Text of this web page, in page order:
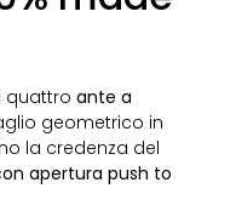
quattroante a
geometrico in
la credenza del
apertura push to